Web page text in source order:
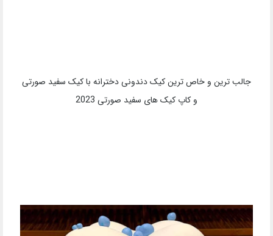
بهترین و زیباترین کیک دندونی پسرونه یک طبقه گرد با استایل دندان